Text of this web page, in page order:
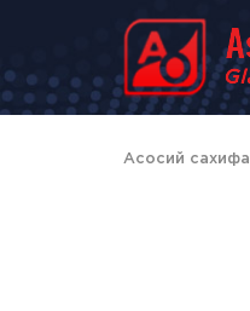
Асосий сахифа